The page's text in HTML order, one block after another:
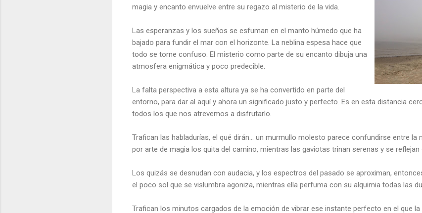
magia y encanto envuelve entre su regazo al misterio de la vida.
Las esperanzas y los sueños se esfuman en el manto húmedo que ha
bajado para fundir el mar con el horizonte. La neblina espesa hace que
todo se torne confuso. El misterio como parte de su encanto dibuja una
atmosfera enigmática y poco predecible.
La falta perspectiva a esta altura ya se ha convertido en parte del
entorno, para dar al aquí y ahora un significado justo y perfecto. Es en esta distancia
todos los que nos atrevemos a disfrutarlo.
Trafican las habladurías, el qué dirán… un murmullo molesto parece confundirse entre la
por arte de magia los quita del camino, mientras las gaviotas trinan serenas y se reflejan
Los quizás se desnudan con audacia, y los espectros del pasado se aproximan,
el poco sol que se vislumbra agoniza, mientras ella perfuma con su alquimia todas las
Trafican los minutos cargados de la emoción de vibrar ese instante perfecto en el que